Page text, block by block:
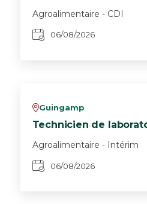
Agroalimentaire - CDI
06/08/2026
vGuingamp
Technicien de
Agroalimentaire - Intérim
06/08/2026